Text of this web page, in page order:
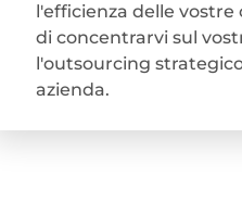
l'efficienza delle
di concentrarvi sul
l'outsourcing
azienda.